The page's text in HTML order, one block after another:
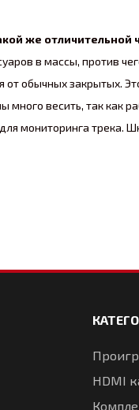
же
в массы, против
от обычных закрытых.
много весить, так как
мониторинга трека.
наушников
HDMI